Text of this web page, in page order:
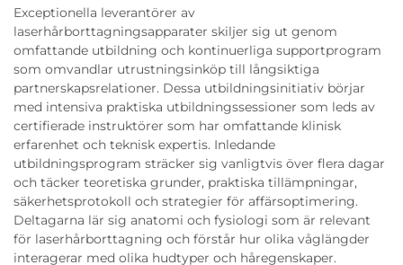
Exceptionella leverantörer av
laserhårborttagningsapparater skiljer sig ut genom
omfattande utbildning och kontinuerliga supportprogram
som omvandlar utrustningsinköp till långsiktiga
partnerskapsrelationer. Dessa utbildningsinitiativ börjar
med intensiva praktiska utbildningssessioner som leds av
certifierade instruktörer som har omfattande klinisk
erfarenhet och teknisk expertis. Inledande
utbildningsprogram sträcker sig vanligtvis över flera dagar
och täcker teoretiska grunder, praktiska tillämpningar,
säkerhetsprotokoll och strategier för affärsoptimering.
Deltagarna lär sig anatomi och fysiologi som är relevant
för laserhårborttagning och förstår hur olika våglängder
interagerar med olika hudtyper och håregenskaper.